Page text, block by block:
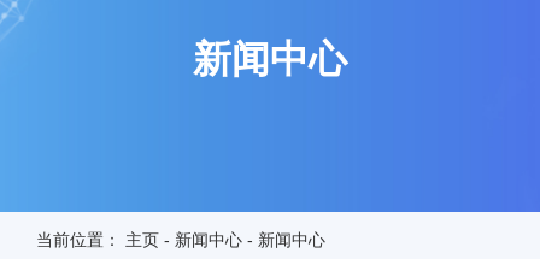
新闻中心
当前位置： 主页 - 新闻中心 - 新闻中心